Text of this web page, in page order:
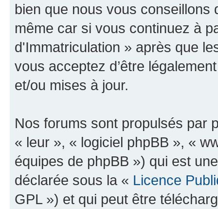
bien que nous vous
même car si vous continuez à
d'Immatriculation » après que
vous acceptez d’être
et/ou mises à jour.
Nos forums sont propulsés par
« leur », « logiciel phpBB », «
équipes de phpBB ») qui est
déclarée sous la « Licence
GPL ») et qui peut être